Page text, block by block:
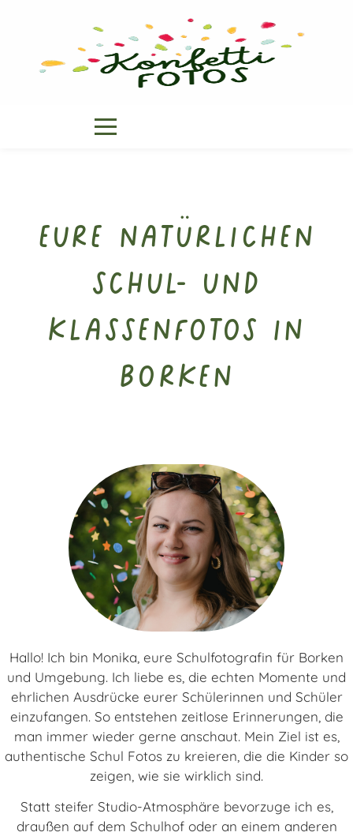
Eure natürlichen
Schul- und
Klassenfotos in
Borken
Hallo! Ich bin Monika, eure Schulfotografin für Borken
und Umgebung. Ich liebe es, die echten Momente und
ehrlichen Ausdrücke eurer Schülerinnen und Schüler
einzufangen. So entstehen zeitlose Erinnerungen, die
man immer wieder gerne anschaut. Mein Ziel ist es,
authentische Schul Fotos zu kreieren, die die Kinder so
zeigen, wie sie wirklich sind.
Statt steifer Studio-Atmosphäre bevorzuge ich es,
draußen auf dem Schulhof oder an einem anderen